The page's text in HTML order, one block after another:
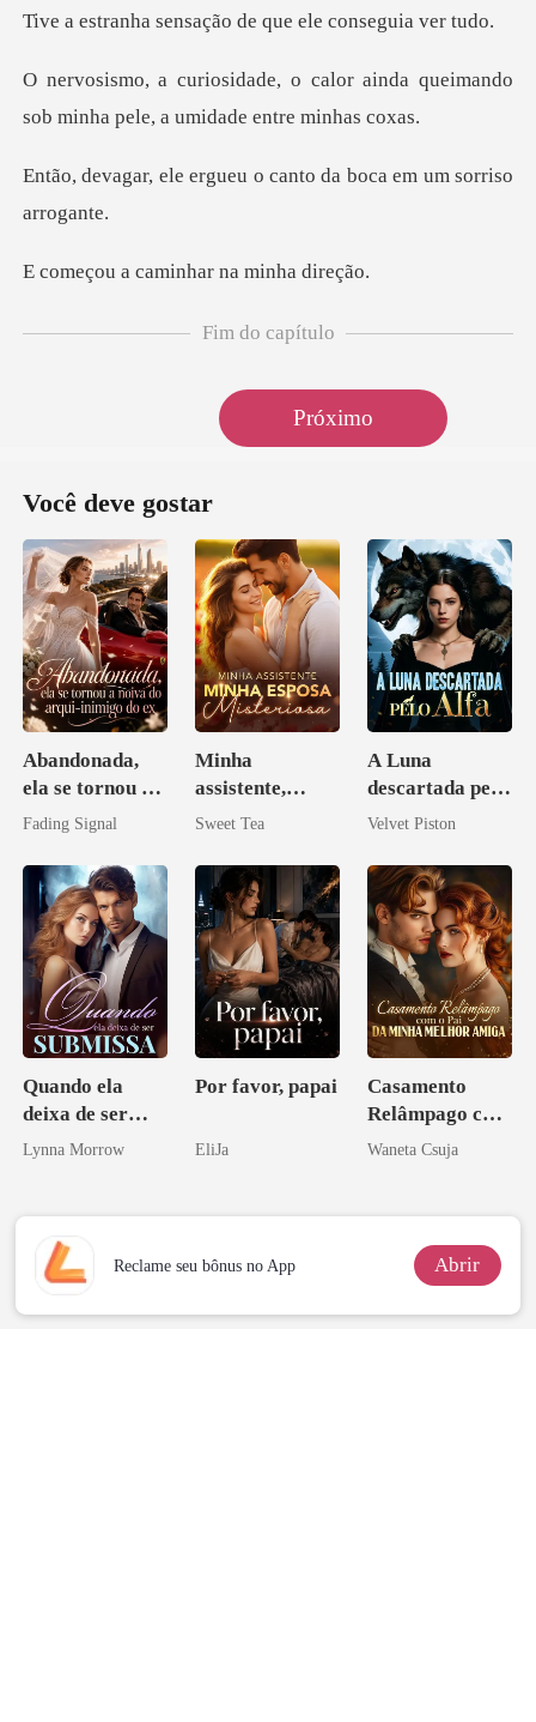
nsação de que ele
alor ainda queimando
sob minha p
gueu o canto da boca e
caminhar na
Fim do capítulo
Próximo
Você deve gostar
Abandonada,
ela se tornou a
noiva do arqui-
Fading Signal
Minha
assistente,
minha esposa
Sweet Tea
A Luna
descartada pelo
Alfa
Velvet Piston
Quando ela
deixa de ser
submissa
Lynna Morrow
Por favor, papai
EliJa
Casamento
Relâmpago com
o Pai da Minha
Waneta Csuja
Reclame seu bônus no App Abrir